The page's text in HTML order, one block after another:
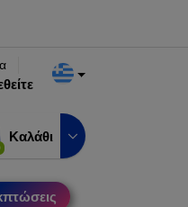
Καλάθι